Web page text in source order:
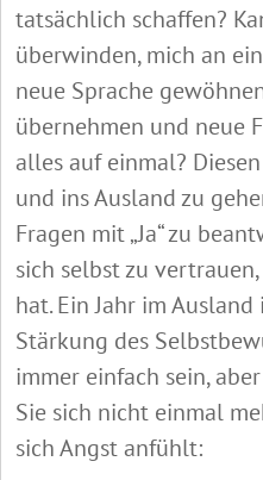
tatsächlich schaffen?
überwinden, mich an
neue Sprache
übernehmen und neue
alles auf einmal?
und ins Ausland zu
Fragen mit „Ja“ zu
sich selbst zu
hat. Ein Jahr im
Stärkung des
immer einfach sein,
Sie sich nicht einmal
sich Angst anfühlt: